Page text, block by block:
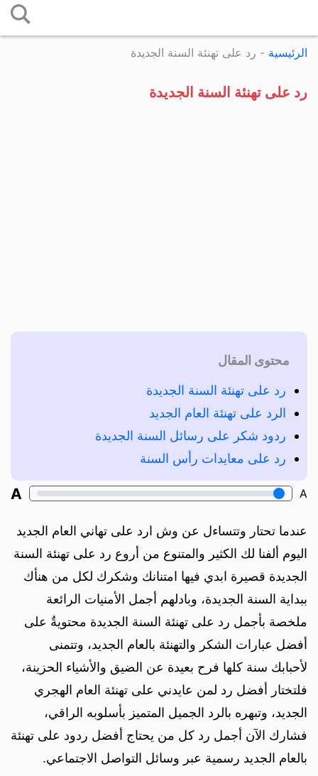
إلى
المحتوى
الرئيسية - رد على تهنئة السنة الجديدة
رد على تهنئة السنة الجديدة
محتوى المقال
رد على تهنئة السنة الجديدة
الرد على تهنئة العام الجديد
ردود شكر على رسائل السنة الجديدة
رد على معايدات رأس السنة
A
A
عندما تحتار وتتساءل عن وش ارد على تهاني العام الجديد
اليوم ألفنا لك الكثير والمتنوع من أروع رد على تهنئة السنة
الجديدة قصيرة ابدي فيها امتنانك وشكرك لكل من هنأك
ببداية السنة الجديدة، وبادلهم أجمل الأمنيات الرائعة
ملخصة بأجمل رد على تهنئة السنة الجديدة محتويةٌ على
أفضل عبارات الشكر والتهنئة بالعام الجديد، وتتمنى
لأحبابك سنة كلها فرح بعيدة عن الضيق والأشياء الحزينة،
فلتختار أفضل رد لمن عايدني على تهنئة العام الهجري
الجديد، وتبهره بالرد الجميل المتميز بأسلوبه الراقي،
فشارك الآن أجمل رد كل من يحتاج أفضل ردود على تهنئة
بالعام الجديد رسمية عبر وسائل التواصل الاجتماعي.